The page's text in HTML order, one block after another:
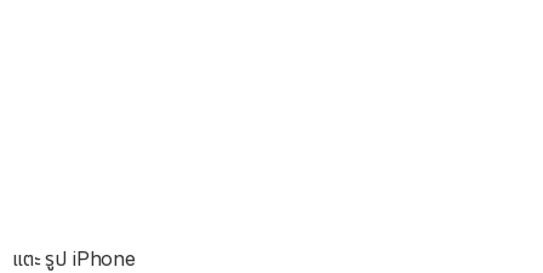
แตะ รูป iPhone